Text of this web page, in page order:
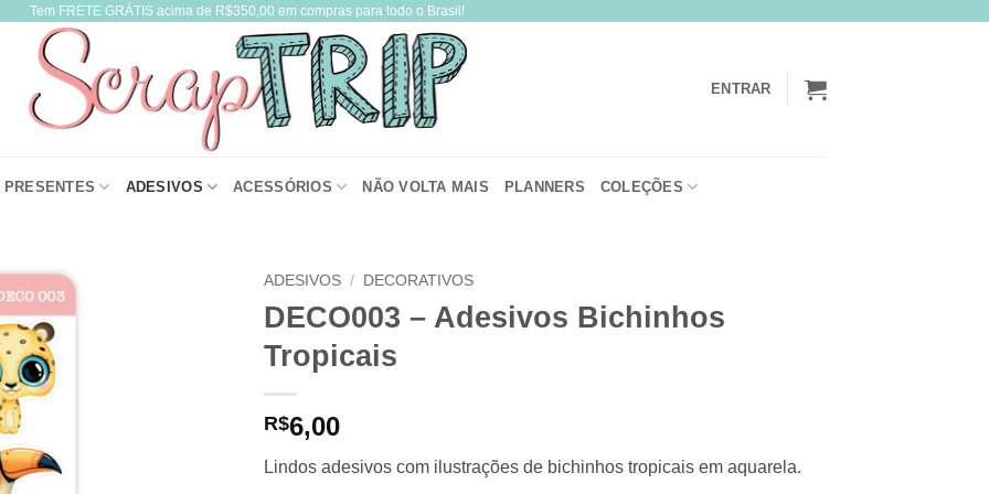
Tem FRETE GRÁTIS acima de R$350,00 em compras para todo o Brasil!
ENTRAR
PRESENTES ADESIVOS ACESSÓRIOS NÃO VOLTA MAIS PLANNERS COLEÇÕES
ADESIVOS / DECORATIVOS
DECO003 – Adesivos Bichinhos
Tropicais
R$6,00
Lindos adesivos com ilustrações de bichinhos tropicais em aquarela.